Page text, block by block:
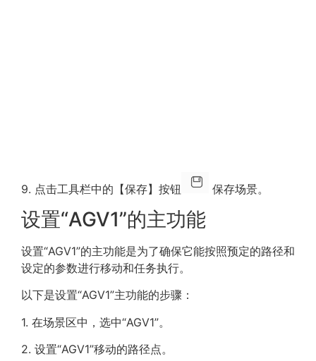
9. 点击工具栏中的【保存】按钮 保存场景。
设置“AGV1”的主功能
设置“AGV1”的主功能是为了确保它能按照预定的路径和
设定的参数进行移动和任务执行。
以下是设置“AGV1”主功能的步骤：
1. 在场景区中，选中“AGV1”。
2. 设置“AGV1”移动的路径点。